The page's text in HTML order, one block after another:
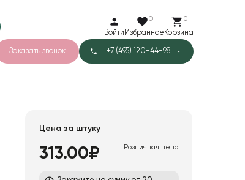
Войти
0
Избранное
0
Корзина
Заказать звонок +7 (495) 120-44-98
Цена за штуку
313.00₽ Розничная цена